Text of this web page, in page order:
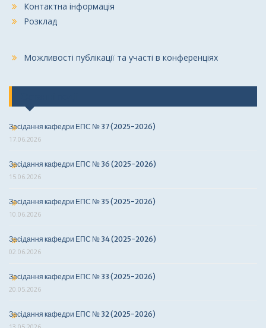
Контактна інформація
Розклад
Можливості публікації та участі в конференціях
Засідання кафедри ЕПС № 37 (2025-2026)
17.06.2026
Засідання кафедри ЕПС № 36 (2025-2026)
15.06.2026
Засідання кафедри ЕПС № 35 (2025-2026)
10.06.2026
Засідання кафедри ЕПС № 34 (2025-2026)
02.06.2026
Засідання кафедри ЕПС № 33 (2025-2026)
20.05.2026
Засідання кафедри ЕПС № 32 (2025-2026)